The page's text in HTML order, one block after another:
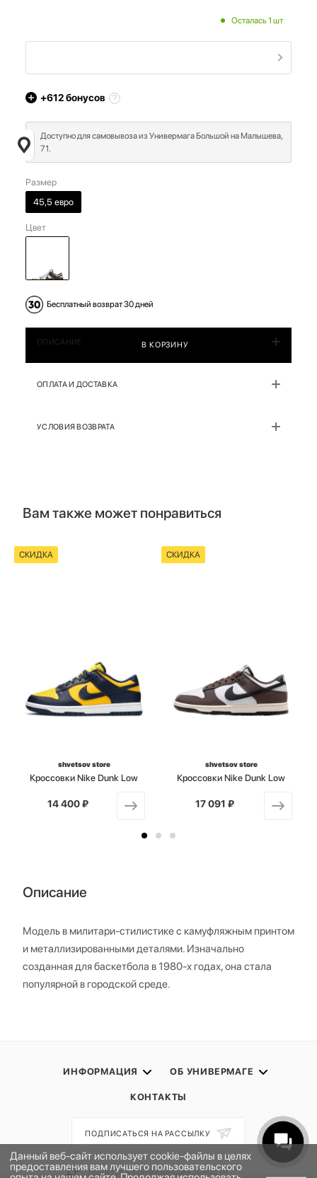
Осталась 1 шт
+612бонусов
Доступно для самовывоза из Универмага Большой на Малышева,
71.
Размер
45,5 евро
Цвет
Бесплатный возврат 30 дней
В КОРЗИНУ
ОПИСАНИЕ
ОПЛАТА И ДОСТАВКА
УСЛОВИЯ ВОЗВРАТА
Вам также может понравиться
СКИДКА
shvetsov store
Кроссовки Nike Dunk Low
от
14 400 ₽
СКИДКА
shvetsov store
Кроссовки Nike Dunk Low
от
17 091 ₽
Описание
Модель в милитари-стилистике с камуфляжным принтом
и металлизированными деталями. Изначально
созданная для баскетбола в 1980-х годах, она стала
популярной в городской среде.
ИНФОРМАЦИЯ ОБ УНИВЕРМАГЕ
КОНТАКТЫ
ПОДПИСАТЬСЯ НА РАССЫЛКУ
ПОЛИТИКА КОНФИДЕНЦИАЛЬНОСТИ
Данный веб-сайт использует cookie-файлы в целях
предоставления вам лучшего пользовательского